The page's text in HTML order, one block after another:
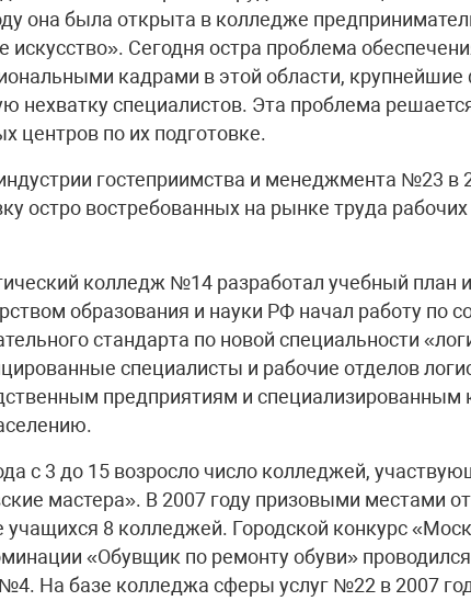
она была открыта в колледже
искусство». Сегодня остра проблема
кадрами в этой области,
нехватку специалистов. Эта проблема
центров по их подготовке.
гостеприимства и менеджмента №23 в
остро востребованных на рынке труда
колледж №14 разработал учебный план
образования и науки РФ начал работу по
стандарта по новой специальности
специалисты и рабочие отделов
предприятиям и
с 3 до 15 возросло число колледжей,
мастера». В 2007 году призовыми местами
учащихся 8 колледжей. Городской конкурс
«Обувщик по ремонту обуви»
На базе колледжа сферы услуг №22 в 2007